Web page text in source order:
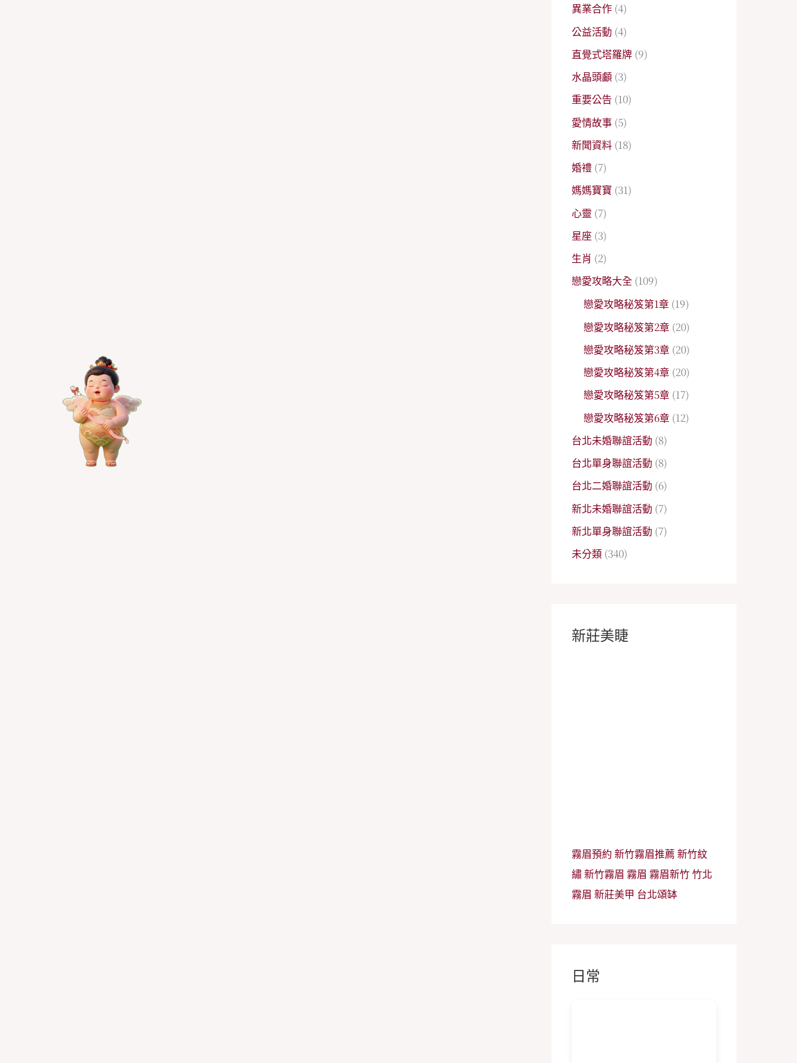
異業合作 (4)
公益活動 (4)
直覺式塔羅牌 (9)
水晶頭顱 (3)
重要公告 (10)
愛情故事 (5)
新聞資料 (18)
婚禮 (7)
媽媽寶寶 (31)
心靈 (7)
星座 (3)
生肖 (2)
戀愛攻略大全 (109)
戀愛攻略秘笈第1章 (19)
戀愛攻略秘笈第2章 (20)
戀愛攻略秘笈第3章 (20)
戀愛攻略秘笈第4章 (20)
戀愛攻略秘笈第5章 (17)
戀愛攻略秘笈第6章 (12)
台北未婚聯誼活動 (8)
台北單身聯誼活動 (8)
台北二婚聯誼活動 (6)
新北未婚聯誼活動 (7)
新北單身聯誼活動 (7)
未分類 (340)
新莊美睫
霧眉預約 新竹霧眉推薦 新竹紋
繡新竹霧眉 霧眉 霧眉新竹竹北
霧眉 新莊美甲 台北頌缽
日常